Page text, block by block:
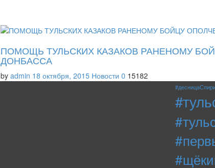
ПОМОЩЬ ТУЛЬСКИХ КАЗАКОВ РАНЕНОМУ
ДОНБАССА
by admin 18 октября, 2015 Новости 0 15182